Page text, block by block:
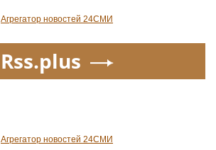
Агрегатор новостей 24СМИ
Rss.plus
Агрегатор новостей 24СМИ